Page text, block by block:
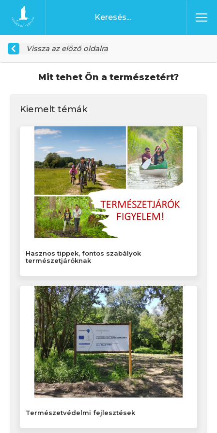
Ugrás a tartalomhoz
Főoldal
Vissza az előző oldalra
Mit tehet Ön a természetért?
Kiemelt témák
Hasznos tippek, fontos szabályok
természetjáróknak
Természetvédelmi fejlesztések